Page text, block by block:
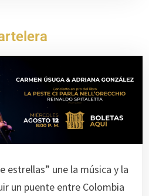
estrellas” une la música y la
un puente entre Colombia